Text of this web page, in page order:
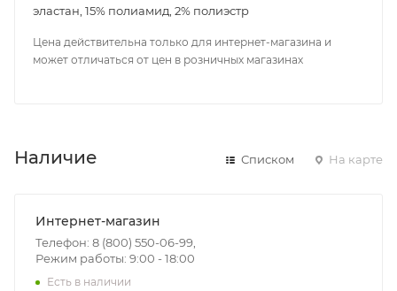
эластан, 15% полиамид, 2% полиэстр
Цена действительна только для интернет-магазина и
может отличаться от цен в розничных магазинах
Наличие Списком На карте
Интернет-магазин
Телефон: 8 (800) 550-06-99,
Режим работы: 9:00 - 18:00
Есть в наличии